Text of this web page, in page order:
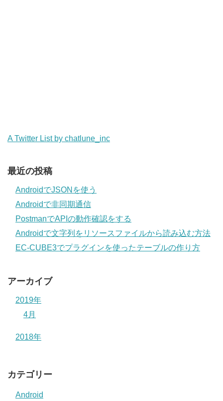
A Twitter List by chatlune_inc
最近の投稿
AndroidでJSONを使う
Androidで非同期通信
PostmanでAPIの動作確認をする
Androidで文字列をリソースファイルから読み込む方法
EC-CUBE3でプラグインを使ったテーブルの作り方
アーカイブ
2019年
4月
2018年
カテゴリー
Android